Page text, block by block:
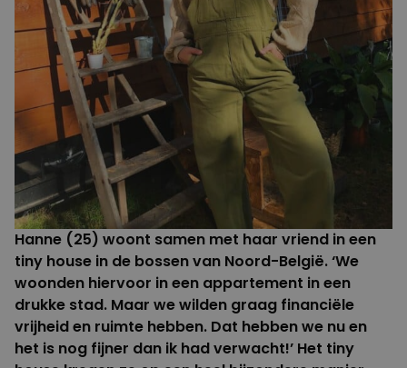
Hanne (25) woont samen met haar vriend in een
tiny house in de bossen van Noord-België. ‘We
woonden hiervoor in een appartement in een
drukke stad. Maar we wilden graag financiële
vrijheid en ruimte hebben. Dat hebben we nu en
het is nog fijner dan ik had verwacht!’ Het tiny